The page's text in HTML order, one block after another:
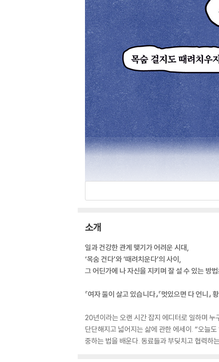
소개
일과 건강한 관계 맺기가 어려운 시대,
‘목숨 건다’와 ‘때려치운다’의 사이,
그 어딘가에 나 자신을 지키며 잘 설 수 있는 방
『여자 둘이 살고 있습니다』『멋있으면 다 언니』
20년이라는 오랜 시간 잡지 에디터로 일하며
단단해지고 넓어지는 삶에 관한 에세이. “오늘
중하는 법을 배운다. 동료들과 부딪치고 협력하